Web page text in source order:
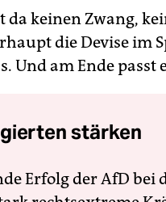
da keinen Zwang,
die Devise im
Und am Ende passt
stärken
Erfolg der AfD bei